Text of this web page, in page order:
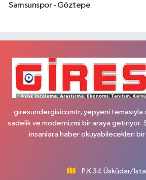
Samsunspor - Göztepe
giresundergisicomtr, yepyeni
sadelik ve modernizmi bir araya getiriyor.
insanlara haber okuyabilecekleri bir
P.K 34 Üsküdar/